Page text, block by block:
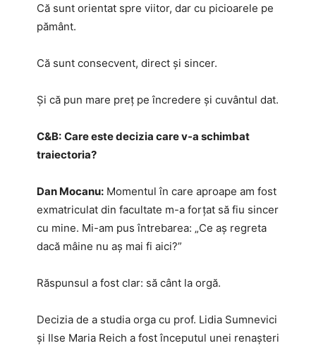
Că sunt orientat spre viitor, dar cu picioarele pe
pământ.
Că sunt consecvent, direct și sincer.
Și că pun mare preț pe încredere și cuvântul dat.
C&B: Care este decizia care v-a schimbat
traiectoria?
Dan Mocanu: Momentul în care aproape am fost
exmatriculat din facultate m-a forțat să fiu sincer
cu mine. Mi-am pus întrebarea: „Ce aș regreta
dacă mâine nu aș mai fi aici?”
Răspunsul a fost clar: să cânt la orgă.
Decizia de a studia orga cu prof. Lidia Sumnevici
și Ilse Maria Reich a fost începutul unei renașteri